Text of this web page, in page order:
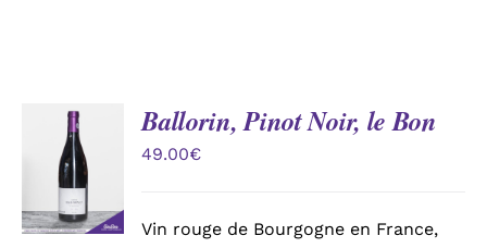
AJOUTER
AU
PANIER
/
DÉTAILS
Ballorin, Pinot Noir, le Bon
49.00€
Vin rouge de Bourgogne en France,